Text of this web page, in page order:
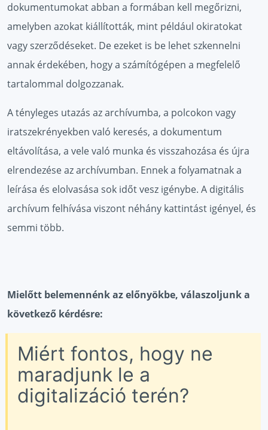
dokumentumokat abban a formában kell megőrizni,
amelyben azokat kiállították, mint például okiratokat
vagy szerződéseket. De ezeket is be lehet szkennelni
annak érdekében, hogy a számítógépen a megfelelő
tartalommal dolgozzanak.
A tényleges utazás az archívumba, a polcokon vagy
iratszekrényekben való keresés, a dokumentum
eltávolítása, a vele való munka és visszahozása és újra
elrendezése az archívumban. Ennek a folyamatnak a
leírása és elolvasása sok időt vesz igénybe. A digitális
archívum felhívása viszont néhány kattintást igényel, és
semmi több.
Mielőtt belemennénk az előnyökbe, válaszoljunk a
következő kérdésre:
Miért fontos, hogy ne
maradjunk le a
digitalizáció terén?